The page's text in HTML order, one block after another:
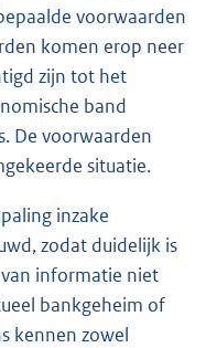
voorwaarden
komen erop neer
zijn tot het
band
De voorwaarden
situatie.
inzake
zodat duidelijk is
informatie niet
bankgeheim of
kennen zowel